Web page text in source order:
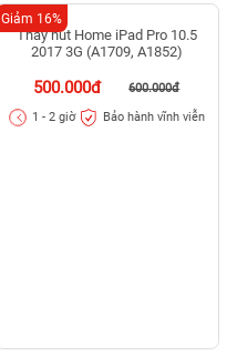
Giảm 16%